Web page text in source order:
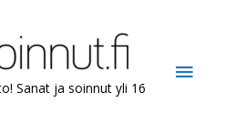
Sanat ja soinnut yli 16